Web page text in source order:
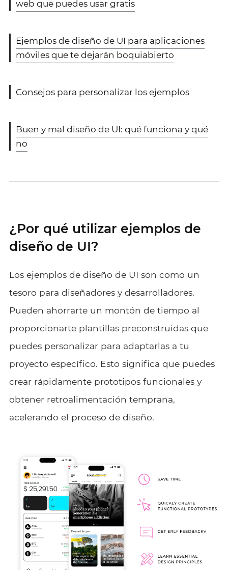
web que puedes usar gratis
Ejemplos de diseño de UI para aplicaciones
móviles que te dejarán boquiabierto
Consejos para personalizar los ejemplos
Buen y mal diseño de UI: qué funciona y qué
no
¿Por qué utilizar ejemplos de
diseño de UI?
Los ejemplos de diseño de UI son como un
tesoro para diseñadores y desarrolladores.
Pueden ahorrarte un montón de tiempo al
proporcionarte plantillas preconstruidas que
puedes personalizar para adaptarlas a tu
proyecto específico. Esto significa que puedes
crear rápidamente prototipos funcionales y
obtener retroalimentación temprana,
acelerando el proceso de diseño.